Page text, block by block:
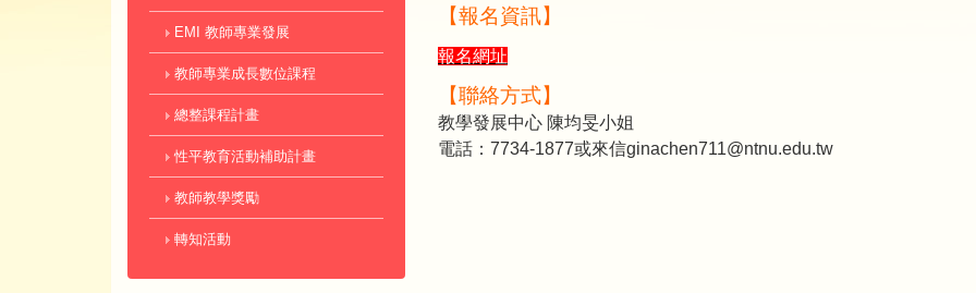
EMI 教師專業發展
教師專業成長數位課程
總整課程計畫
性平教育活動補助計畫
教師教學獎勵
轉知活動
【報名資訊】
報名網址
【聯絡方式】
教學發展中心 陳均旻小姐
電話：7734-1877或來信ginachen711@ntnu.edu.tw